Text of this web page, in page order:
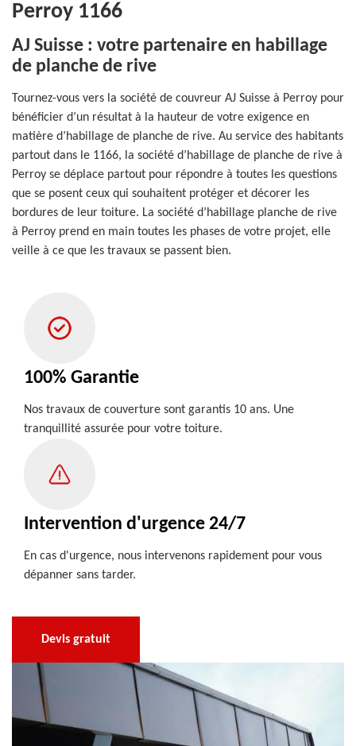
Perroy 1166
AJ Suisse : votre partenaire en habillage
de planche de rive
Tournez-vous vers la société de couvreur AJ Suisse à Perroy pour
bénéficier d’un résultat à la hauteur de votre exigence en
matière d’habillage de planche de rive. Au service des habitants
partout dans le 1166, la société d’habillage de planche de rive à
Perroy se déplace partout pour répondre à toutes les questions
que se posent ceux qui souhaitent protéger et décorer les
bordures de leur toiture. La société d’habillage planche de rive
à Perroy prend en main toutes les phases de votre projet, elle
veille à ce que les travaux se passent bien.
100% Garantie
Nos travaux de couverture sont garantis 10 ans. Une
tranquillité assurée pour votre toiture.
Intervention d'urgence 24/7
En cas d'urgence, nous intervenons rapidement pour vous
dépanner sans tarder.
Devis gratuit